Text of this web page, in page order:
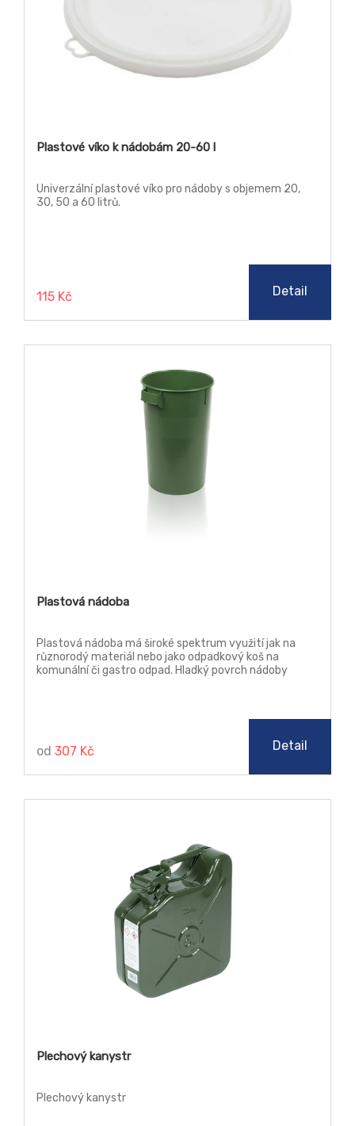
Plastové víko k nádobám 20-60 l
Univerzální plastové víko pro nádoby s objemem 20,
30, 50 a 60 litrů.
115 Kč Detail
Plastová nádoba
Plastová nádoba má široké spektrum využití jak na
různorodý materiál nebo jako odpadkový koš na
komunální či gastro odpad. Hladký povrch nádoby
od 307 Kč Detail
Plechový kanystr
Plechový kanystr